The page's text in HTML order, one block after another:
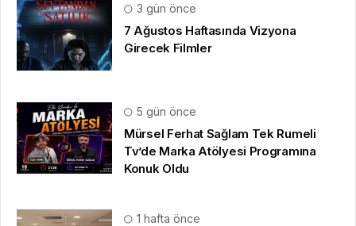
3 gün önce
7 Ağustos Haftasında Vizyona
Girecek Filmler
5 gün önce
Mürsel Ferhat Sağlam Tek Rumeli
Tv’de Marka Atölyesi Programına
Konuk Oldu
1 hafta önce